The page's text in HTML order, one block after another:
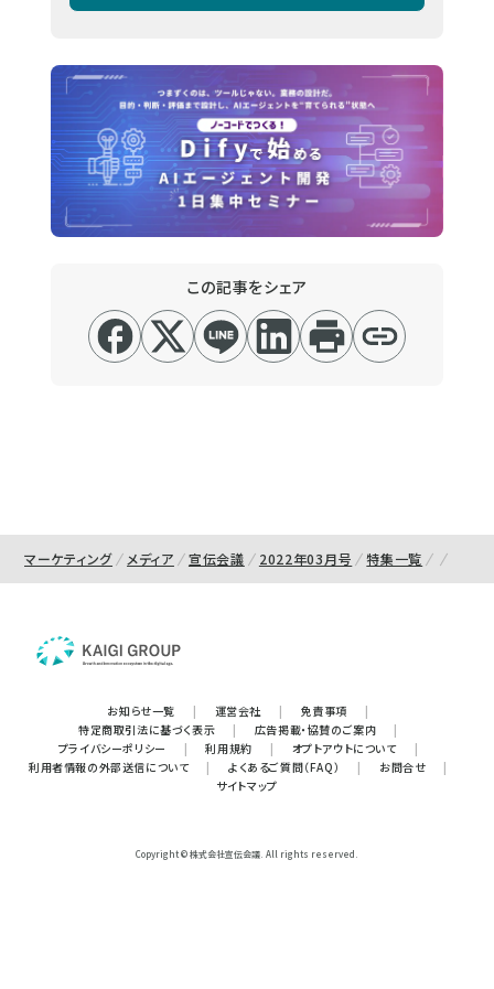
この記事をシェア
マーケティング メディア 宣伝会議 2022年03月号 特集一覧
お知らせ一覧 | 運営会社 | 免責事項
|
特定商取引法に基づく表示
| 広告掲載・協賛のご案内
|
プライバシーポリシー
| 利用規約 | オプトアウトについて
|
利用者情報の外部送信について
| よくあるご質問（FAQ） | お問合せ
|
サイトマップ
Copyright © 株式会社宣伝会議. All rights reserved.